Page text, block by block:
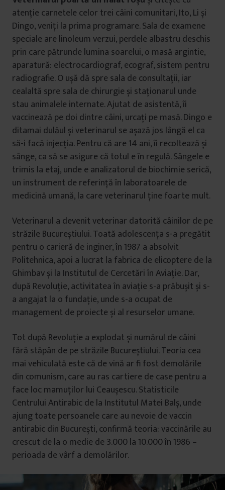
atenție carnetele celor trei câini comunitari, Ito, Li și
Dingo, veniți la prima programare. Sala de examene
speciale are linoleum verzui, perdele albastru deschis
prin care pătrunde lumina soarelui, o masă argintie,
aparatură: electrocardiograf, ecograf, sistem pentru
radiografie. O ușă dă spre sala de consultații, iar
cealaltă spre sala de chirurgie și staționarul unde
stau animalele internate. Ajutat de asistentă, îi
vaccinează pe doi dintre câini, urcați pe masă. Dingo e
ditamai dulăul și veterinarul se așază jos lângă el ca
să-i facă injecția. Pentru că are 14 ani, îi recoltează și
sânge, ca să se asigure că totul e în regulă. Sângele e
trimis la etaj, unde e analizatorul de biochimie serică,
un instrument de referință în laboratoarele de
medicină umană, la care veterinarul ține foarte mult.
Veterinarul a devenit veterinar datorită câinilor de pe
străzile Bucureștiului. Toată adolescența s-a pregătit
pentru o carieră de inginer, în 1987 a absolvit
Politehnica, apoi a lucrat la fabrica de elicoptere de la
Ghimbav și la Institutul de Cercetări în Aviație. Dar,
după Revoluție, activitatea în aviație s-a prăbușit și s-
a angajat la o fundație, unde s-a ocupat de
management de proiecte și al resurselor umane.
Tot după Revoluție a explodat și numărul de câini
fără stăpân de pe străzile Bucureștiului. Teoria cea
mai vehiculată este că de vină ar fi fost demolările
din comunism, care au ras cartiere de case pentru a
face loc mamuților lui Ceaușescu. Statisticile
Centrului Antirabic de la Institutul Matei Balș, unde
ajung toate persoanele care au nevoie de vaccin
antirabic din București, confirmă teoria: vaccinările au
crescut de la o medie de 3.000 la 10.000 în 1986 –
perioada de vârf a demolărilor.